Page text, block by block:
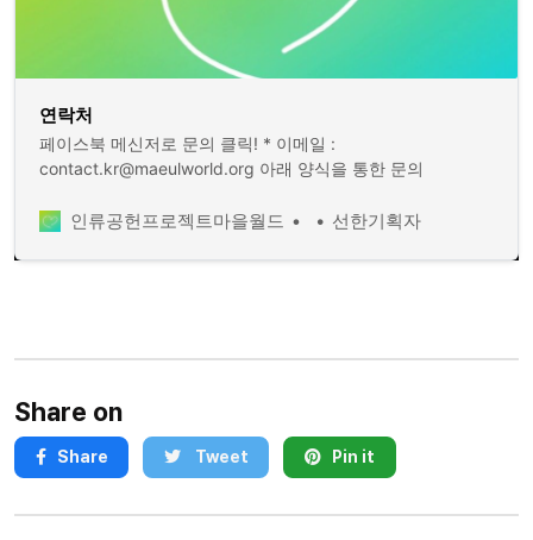
연락처
페이스북 메신저로 문의 클릭! * 이메일 :
contact.kr@maeulworld.org 아래 양식을 통한 문의
인류공헌프로젝트마을월드 선한기획자
Share on
Share Tweet Pin it